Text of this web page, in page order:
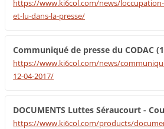
https://www.ki6col.com/news/
et-lu-dans-la-presse/
Communiqué de presse du CODAC
https://www.ki6col.com/news/
12-04-2017/
DOCUMENTS Luttes Séraucourt -
https://www.ki6col.com/products/